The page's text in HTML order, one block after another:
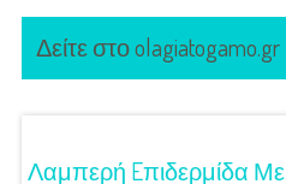
Δείτε στο olagiatogamo.gr
Λαμπερή Eπιδερμίδα